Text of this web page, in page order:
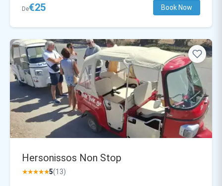
De€25 Book Now
Hersonissos Non Stop
★★★★★5(13)